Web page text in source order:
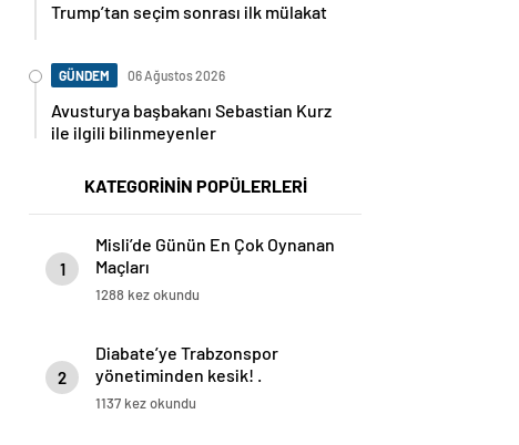
Trump’tan seçim sonrası ilk mülakat
GÜNDEM 06 Ağustos 2026
Avusturya başbakanı Sebastian Kurz
ile ilgili bilinmeyenler
KATEGORİNİN POPÜLERLERİ
1
Misli’de Günün En Çok Oynanan
Maçları
1288 kez okundu
2
Diabate’ye Trabzonspor
yönetiminden kesik! .
1137 kez okundu